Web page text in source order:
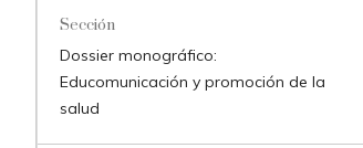
Sección
Dossier monográfico:
Educomunicación y promoción de la
salud